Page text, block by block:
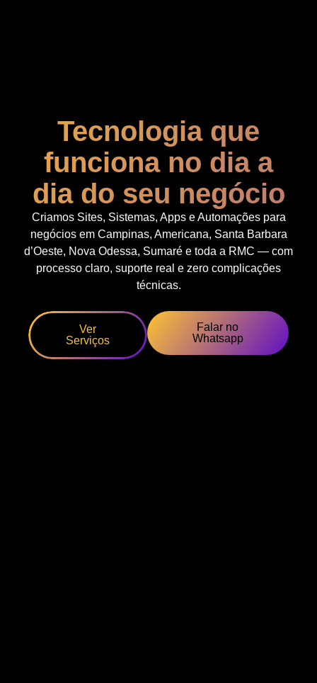
Tecnologia que
funciona no dia a
dia do seu negócio
Criamos Sites, Sistemas, Apps e Automações para
negócios em Campinas, Americana, Santa Barbara
d’Oeste, Nova Odessa, Sumaré e toda a RMC — com
processo claro, suporte real e zero complicações
técnicas.
Ver
Serviços
Falar no
Whatsapp